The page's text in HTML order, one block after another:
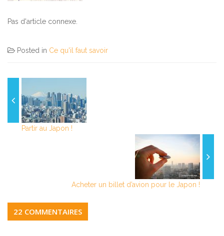
Pas d'article connexe.
Posted in Ce qu'il faut savoir
Partir au Japon !
Acheter un billet d’avion pour le Japon !
22 COMMENTAIRES